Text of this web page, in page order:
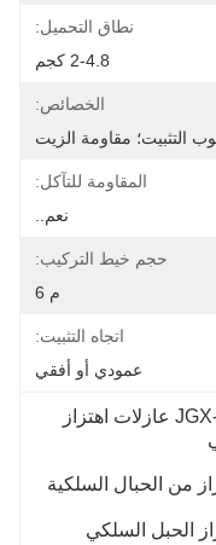
نطاق التحميل:
2-4.8 كجم
الخصائص:
التثبيت؛ مقاومة الزيت
المقاومة للتآكل:
نعم..
حجم خيط التركيب:
م 6
اتجاه التثبيت:
عمودي أو أفقي
JGX-0648A-36A عازلات اهتزاز
عازلات الاهتزاز من الحبال السلكية
الحبل السلكي